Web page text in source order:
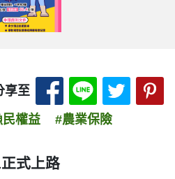
享至 分享至 Facebook-
分享至分享
權益 #農業保險
式上路